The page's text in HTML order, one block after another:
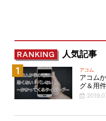
RANKING 人気記事
アコム
アコム
グ＆用